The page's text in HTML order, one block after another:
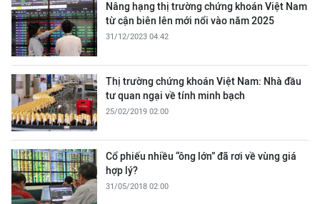
Nâng hạng thị trường chứng khoán Việt Nam
từ cận biên lên mới nổi vào năm 2025
31/12/2023 04:42
Thị trường chứng khoán Việt Nam: Nhà đầu
tư quan ngại về tính minh bạch
25/02/2019 02:00
Cổ phiếu nhiều “ông lớn” đã rơi về vùng giá
hợp lý?
31/05/2018 02:00